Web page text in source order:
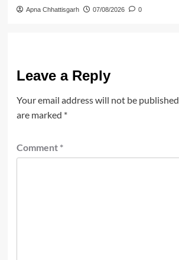
Apna Chhattisgarh 07/08/2026 0
Leave a Reply
Your email address will not be published.
are marked *
Comment *